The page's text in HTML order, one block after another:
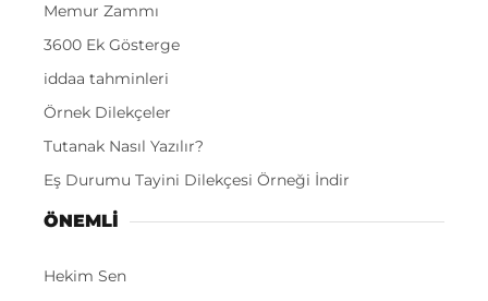
Memur Zammı
3600 Ek Gösterge
iddaa tahminleri
Örnek Dilekçeler
Tutanak Nasıl Yazılır?
Eş Durumu Tayini Dilekçesi Örneği İndir
ÖNEMLI
Hekim Sen